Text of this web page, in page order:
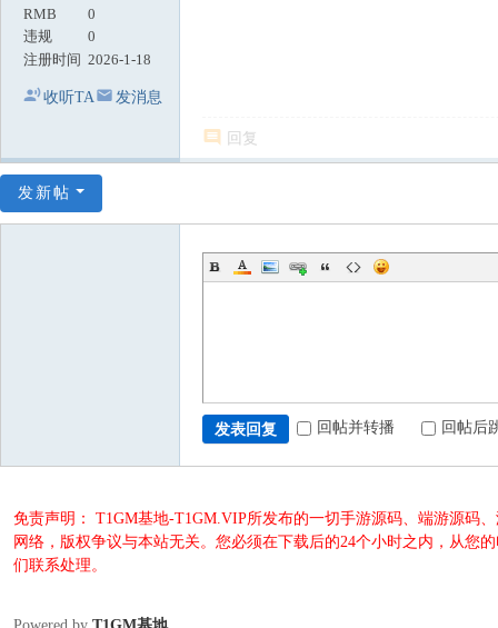
RMB
0
违规
0
注册时间 2026-1-18
收听TA 发消息
回复
发新帖
发表回复 回帖并转播 回帖后
免责声明： T1GM基地-T1GM.VIP所发布的一切手游源码、端游源码
网络，版权争议与本站无关。您必须在下载后的24个小时之内，从您
们联系处理。